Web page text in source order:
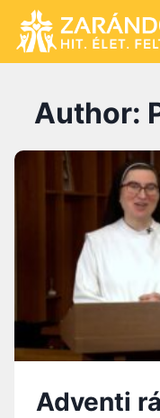
content
Author:
Adventi